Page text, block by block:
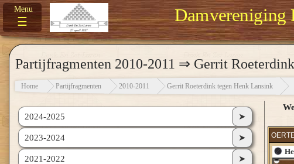
☰ Damvereniging
Partijfragmenten 2010-2011 ⇒ Gerrit
Home Partijfragmenten 2010-2011 Gerrit Roeterdink tegen Henk Lansink
2024-2025 ➤
2023-2024 ➤
2021-2022 ➤